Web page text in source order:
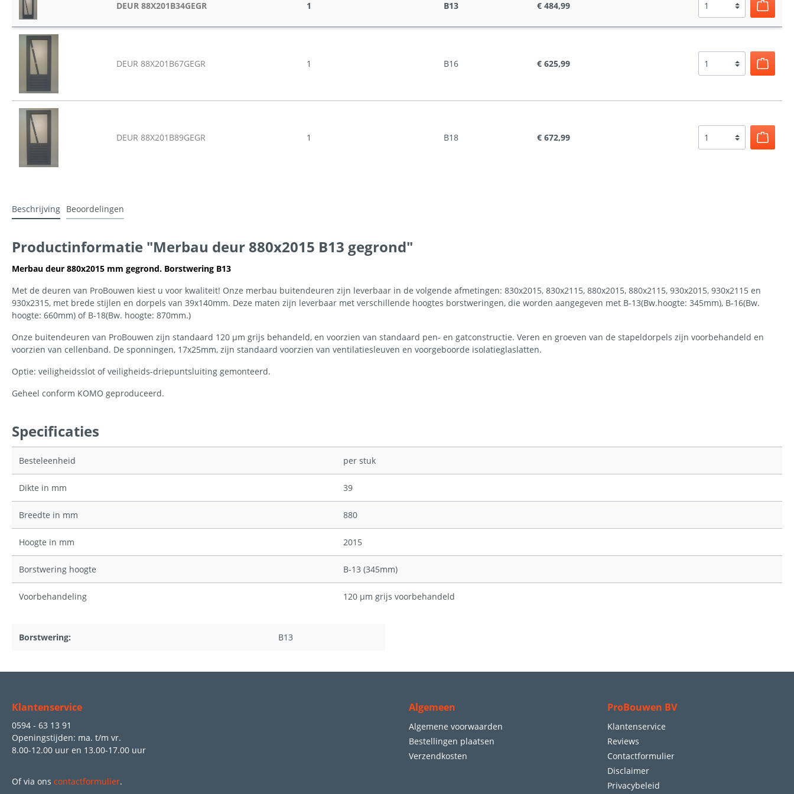
DEUR 88X201B34GEGR 1 B13 € 484,99
DEUR 88X201B67GEGR 1 B16 € 625,99
DEUR 88X201B89GEGR 1 B18 € 672,99
Beschrijving Beoordelingen
Productinformatie "Merbau deur 880x2015 B13 gegrond"
Merbau deur 880x2015 mm gegrond. Borstwering B13
Met de deuren van ProBouwen kiest u voor kwaliteit! Onze merbau buitendeuren zijn leverbaar in de volgende afmetingen: 830x2015, 830x2115, 880x2015, 880x2115, 930x2015, 930x2115 en
930x2315, met brede stijlen en dorpels van 39x140mm. Deze maten zijn leverbaar met verschillende hoogtes borstweringen, die worden aangegeven met B-13(Bw.hoogte: 345mm), B-16(Bw.
hoogte: 660mm) of B-18(Bw. hoogte: 870mm.)
Onze buitendeuren van ProBouwen zijn standaard 120 µm grijs behandeld, en voorzien van standaard pen- en gatconstructie. Veren en groeven van de stapeldorpels zijn voorbehandeld en
voorzien van cellenband. De sponningen, 17x25mm, zijn standaard voorzien van ventilatiesleuven en voorgeboorde isolatieglaslatten.
Optie: veiligheidsslot of veiligheids-driepuntsluiting gemonteerd.
Geheel conform KOMO geproduceerd.
Specificaties
Besteleenheid per stuk
Dikte in mm 39
Breedte in mm 880
Hoogte in mm 2015
Borstwering hoogte B-13 (345mm)
Voorbehandeling 120 µm grijs voorbehandeld
Borstwering: B13
Klantenservice
0594 - 63 13 91
Openingstijden: ma. t/m vr.
8.00-12.00 uur en 13.00-17.00 uur
Of via ons contactformulier.
Algemeen
Algemene voorwaarden
Bestellingen plaatsen
Verzendkosten
ProBouwen BV
Klantenservice
Reviews
Contactformulier
Disclaimer
Privacybeleid